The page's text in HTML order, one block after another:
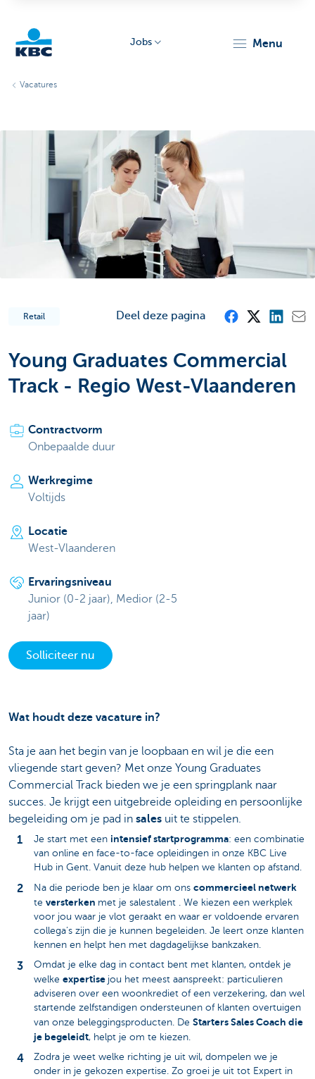
Jobs menu
Vacatures
Retail Deel deze pagina
Young Graduates Commercial
Track - Regio West-Vlaanderen
Contractvorm
Onbepaalde duur
Werkregime
Voltijds
Locatie
West-Vlaanderen
Ervaringsniveau
Junior (0-2 jaar), Medior (2-5
jaar)
Solliciteer nu
Wat houdt deze vacature in?
Sta je aan het begin van je loopbaan en wil je die een
vliegende start geven? Met onze Young Graduates
Commercial Track bieden we je een springplank naar
succes. Je krijgt een uitgebreide opleiding en persoonlijke
begeleiding om je pad in sales uit te stippelen.
Je start met een intensief startprogramma: een combinatie
van online en face-to-face opleidingen in onze KBC Live
Hub in Gent. Vanuit deze hub helpen we klanten op afstand.
Na die periode ben je klaar om ons commercieel netwerk
te versterken met je salestalent . We kiezen een werkplek
voor jou waar je vlot geraakt en waar er voldoende ervaren
collega’s zijn die je kunnen begeleiden. Je leert onze klanten
kennen en helpt hen met dagdagelijkse bankzaken.
Omdat je elke dag in contact bent met klanten, ontdek je
welke expertise jou het meest aanspreekt: particulieren
adviseren over een woonkrediet of een verzekering, dan wel
startende zelfstandigen ondersteunen of klanten overtuigen
van onze beleggingsproducten. De Starters Sales Coach die
je begeleidt, helpt je om te kiezen.
Zodra je weet welke richting je uit wil, dompelen we je
onder in je gekozen expertise. Zo groei je uit tot Expert in